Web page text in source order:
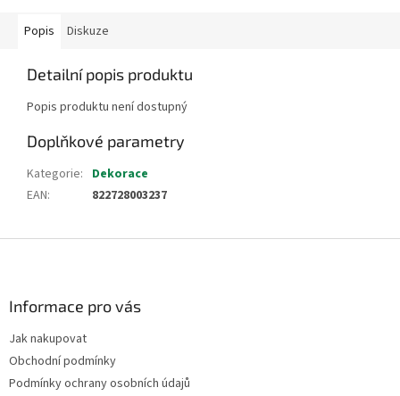
Popis Diskuze
Detailní popis produktu
Popis produktu není dostupný
Doplňkové parametry
Kategorie: Dekorace
EAN: 822728003237
Informace pro vás
Jak nakupovat
Obchodní podmínky
Podmínky ochrany osobních údajů